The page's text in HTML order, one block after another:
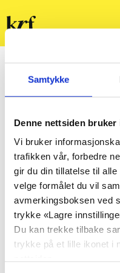
Samtykke
Denne nettsiden
Vi bruker
trafikken vår, forbedre
gir du din tillatelse til
velge formålet du vil
avmerkingsboksen ved
trykke «Lagre
Du kan trekke tilbake
trykke på et lille ikonet i
Kristelig
Folkeparti
Del
på
Facebook
Del
på
Twitter
02.
des.
2024
Ikke bestemt